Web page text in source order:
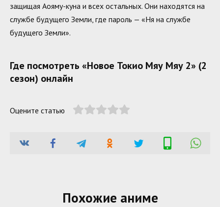
защищая Аояму-куна и всех остальных. Они находятся на
службе будущего Земли, где пароль — «Ня на службе
будущего Земли».
Где посмотреть «Новое Токио Мяу Мяу 2» (2
сезон) онлайн
Оцените статью
Похожие аниме